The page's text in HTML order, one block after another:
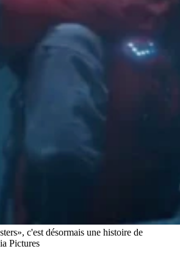
c'est désormais une histoire de
Pictures